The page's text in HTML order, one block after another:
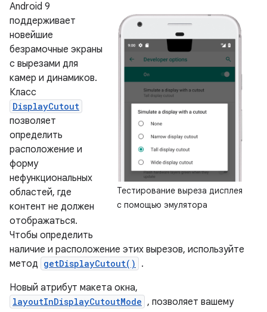
Тестирование выреза дисплея
с помощью эмулятора
Android 9
поддерживает
новейшие
безрамочные экраны
с вырезами для
камер и динамиков.
Класс
DisplayCutout
позволяет
определить
расположение и
форму
нефункциональных
областей, где
контент не должен
отображаться.
Чтобы определить
наличие и расположение этих вырезов, используйте
метод getDisplayCutout()
.
Новый атрибут макета окна,
layoutInDisplayCutoutMode , позволяет вашему